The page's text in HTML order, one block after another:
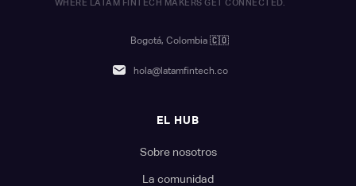
WHERE LATAM FINTECH MAKERS GET CONNECTED.
Bogotá, Colombia 🇨🇴
hola@latamfintech.co
EL HUB
Sobre nosotros
La comunidad